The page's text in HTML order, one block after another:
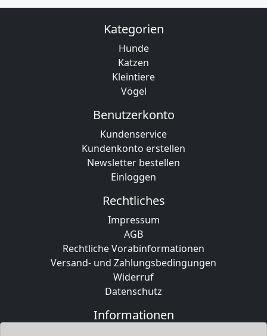
Kategorien
Hunde
Katzen
Kleintiere
Vögel
Benutzerkonto
Kundenservice
Kundenkonto erstellen
Newsletter bestellen
Einloggen
Rechtliches
Impressum
AGB
Rechtliche Vorabinformationen
Versand- und Zahlungsbedingungen
Widerruf
Datenschutz
Informationen